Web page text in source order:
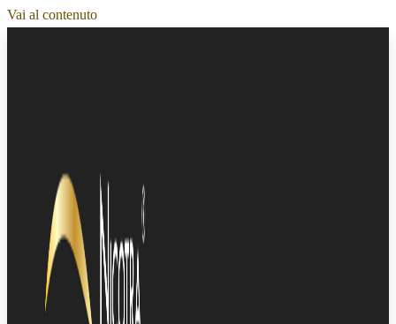
Vai al contenuto